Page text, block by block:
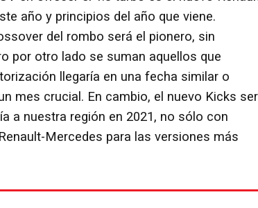
año y principios del año que viene.
del rombo será el pionero, sin
por otro lado se suman aquellos que
llegaría en una fecha similar o
mes crucial. En cambio, el nuevo Kicks
a nuestra región en 2021, no sólo con
Mercedes para las versiones más